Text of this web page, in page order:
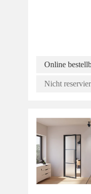
Online
Nicht